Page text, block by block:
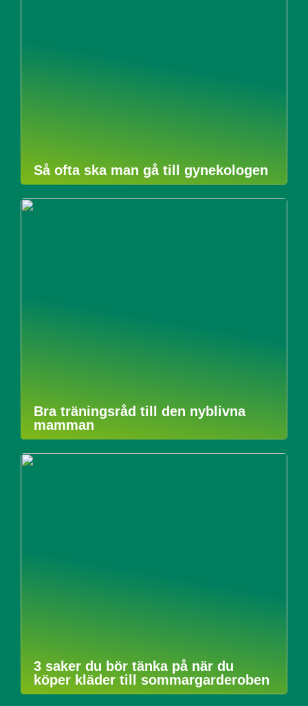
Så ofta ska man gå till gynekologen
Bra träningsråd till den nyblivna
mamman
3 saker du bör tänka på när du
köper kläder till sommargarderoben